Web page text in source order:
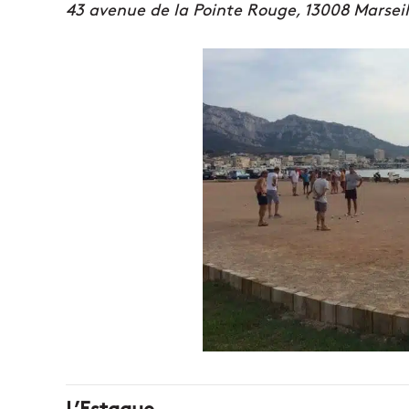
43 avenue de la Pointe Rouge, 13008